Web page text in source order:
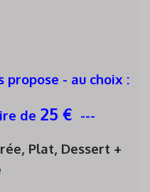
propose - au choix :
de 25 € ---
Plat, Dessert +